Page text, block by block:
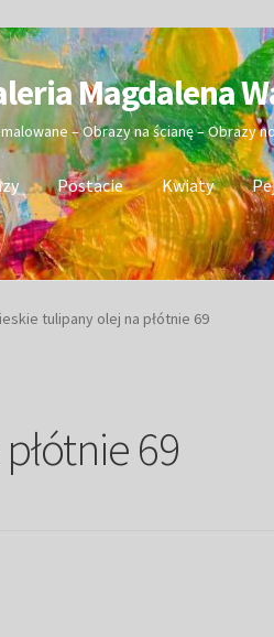
Magdalena
– Obrazy na ścianę – Obrazy
Postacie Kwiaty
tulipany olej na płótnie 69
69